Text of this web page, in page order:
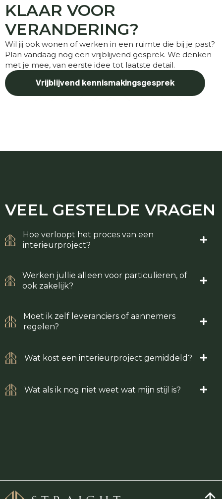
KLAAR VOOR
VERANDERING?
Wil jij ook wonen of werken in een ruimte die bij je past?
Plan vandaag nog een vrijblijvend gesprek. We denken
met je mee, van eerste idee tot laatste detail.
Vrijblijvend kennismakingsgesprek
VEEL GESTELDE VRAGEN
Hoe verloopt het proces van een
interieurproject?
Werken jullie alleen voor particulieren, of
ook zakelijk?
Moet ik zelf leveranciers of aannemers
regelen?
Wat kost een interieurproject gemiddeld?
Wat als ik nog niet weet wat mijn stijl is?